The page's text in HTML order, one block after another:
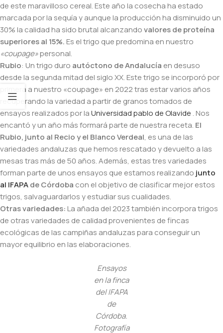
de este maravilloso cereal. Este año la cosecha ha estado
marcada por la sequía y aunque la producción ha disminuido un
30% la calidad ha sido brutal alcanzandovalores de proteína
superiores al 15%.Es el trigo que predomina en nuestro
«coupage»personal.
Rubio: Un trigo duro autóctono de Andalucía en desuso
desde la segunda mitad del siglo XX. Este trigo se incorporó por
primera a nuestro «coupage» en 2022 tras estar varios años
recuperando la variedad a partir de granos tomados de
ensayos realizados por laUniversidad pablo de Olavide. Nos
encantó y un año más formará parte de nuestra receta. El
Rubio, junto al Recio y el Blanco Verdeal, es una de las
variedades andaluzas que hemos rescatado y devuelto a las
mesas tras más de 50 años. Además, estas tres variedades
forman parte de unos ensayos que estamos realizando junto
al IFAPAde Córdoba con el objetivo de clasificar mejor estos
trigos, salvaguardarlos y estudiar sus cualidades.
Otras variedades:La añada del 2023 también incorpora trigos
de otras variedades de calidad provenientes de fincas
ecológicas de las campiñas andaluzas para conseguir un
mayor equilibrio en las elaboraciones.
Ensayos
en la finca
del IFAPA
de
Córdoba.
Fotografía